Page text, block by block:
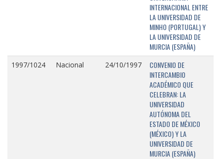
INTERNACIONAL ENTRE
LA UNIVERSIDAD DE
MINHO (PORTUGAL) Y
LA UNIVERSIDAD DE
MURCIA (ESPAÑA)
1997/1024 Nacional 24/10/1997
CONVENIO DE
INTERCAMBIO
ACADÉMICO QUE
CELEBRAN: LA
UNIVERSIDAD
AUTÓNOMA DEL
ESTADO DE MÉXICO
(MÉXICO) Y LA
UNIVERSIDAD DE
MURCIA (ESPAÑA)